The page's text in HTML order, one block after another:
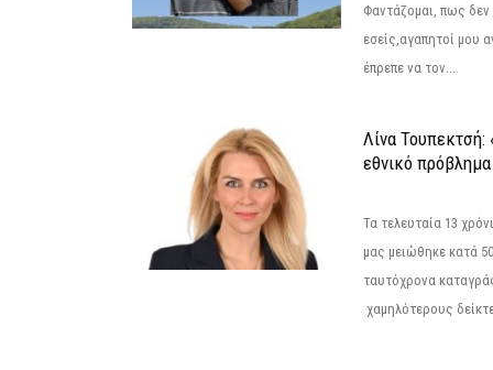
Φαντάζομαι, πως δεν
εσείς,αγαπητοί μου
έπρεπε να τον...
Λίνα Τουπεκτσή:
εθνικό πρόβλημα
Τα τελευταία 13
μας μειώθηκε κατά
ταυτόχρονα
χαμηλότερους